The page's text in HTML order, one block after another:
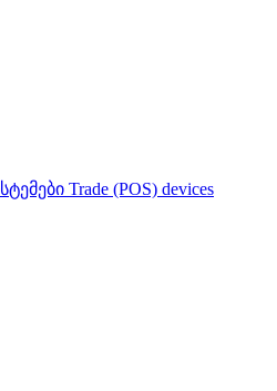
Trade (POS) devices